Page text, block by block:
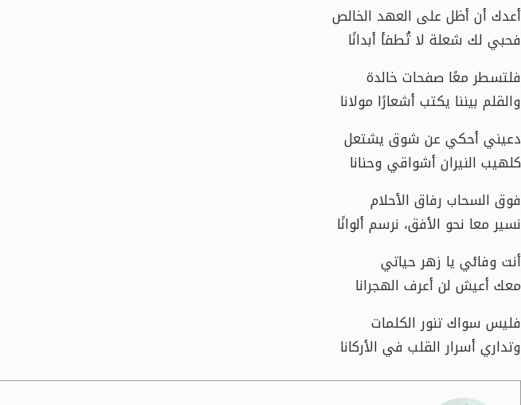
أعدك أن أظل على العهد الخالص
فحبي لك شعلة لا تُطفأ أبدانًا
فلتسطر معًا صفحات خالدة
والقلم بيننا يكتب أشعارًا مولانا
دعيني أحكي عن شوق يشتعل
كلهيب النيران أشواقي وحنانا
فوق السحاب رفاق الأحلام
نسير معا نحو الأفق، نرسم ألوانًا
أنت وفائي يا زهر حياتي
معك أعيش لن أعرف الهجرانا
فليس سواك تنور الكلمات
وتداري أسرار القلب في الأركانا